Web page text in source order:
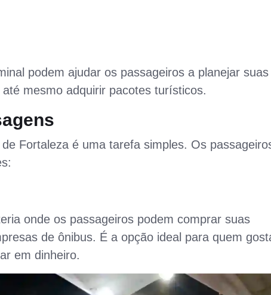
podem ajudar os passageiros a planejar suas
mesmo adquirir pacotes turísticos.
Fortaleza é uma tarefa simples. Os
onde os passageiros podem comprar suas
de ônibus. É a opção ideal para quem
em dinheiro.